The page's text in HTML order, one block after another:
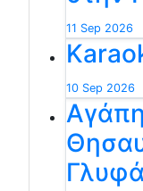
11 Sep 2026
10 Sep 2026